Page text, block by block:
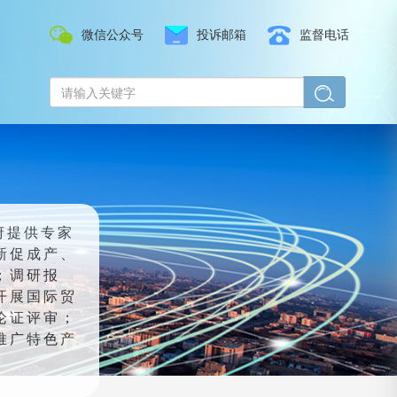
微信公众号 投诉邮箱 监督电话
供专家
成产、
调研报
展国际贸
证评审；
广特色产